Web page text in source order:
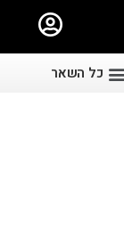
כל השאר